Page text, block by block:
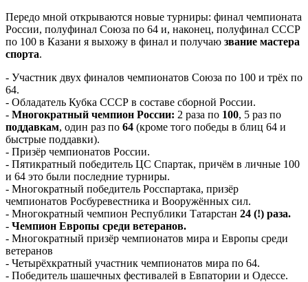
Передо мной открываются новые турниры: финал чемпионата
России, полуфинал Союза по 64 и, наконец, полуфинал СССР
по 100 в Казани я выхожу в финал и получаю звание мастера
спорта.
- Участник двух финалов чемпионатов Союза по 100 и трёх по
64.
- Обладатель Кубка СССР в составе сборной России.
- Многократный чемпион России: 2 раза по 100, 5 раз по
поддавкам, один раз по 64 (кроме того победы в блиц 64 и
быстрые поддавки).
- Призёр чемпионатов России.
- Пятикратный победитель ЦС Спартак, причём в личные 100
и 64 это были последние турниры.
- Многократный победитель Росспартака, призёр
чемпионатов Росбуревестника и Вооружённых сил.
- Многократный чемпион Республики Татарстан 24 (!) раза.
- Чемпион Европы среди ветеранов.
- Многократный призёр чемпионатов мира и Европы среди
ветеранов
- Четырёхкратный участник чемпионатов мира по 64.
- Победитель шашечных фестивалей в Евпатории и Одессе.